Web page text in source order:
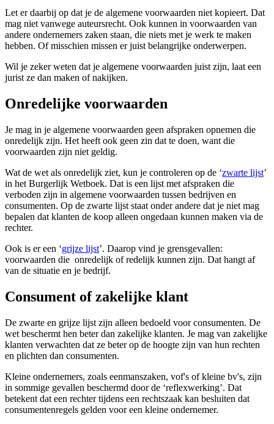
Let er daarbij op dat je de algemene voorwaarden niet kopieert. Dat
mag niet vanwege auteursrecht. Ook kunnen in voorwaarden van
andere ondernemers zaken staan, die niets met je werk te maken
hebben. Of misschien missen er juist belangrijke onderwerpen.
Wil je zeker weten dat je algemene voorwaarden juist zijn, laat een
jurist ze dan maken of nakijken.
Onredelijke voorwaarden
Je mag in je algemene voorwaarden geen afspraken opnemen die
onredelijk zijn. Het heeft ook geen zin dat te doen, want die
voorwaarden zijn niet geldig.
Wat de wet als onredelijk ziet, kun je controleren op de ‘zwarte lijst’
in het Burgerlijk Wetboek. Dat is een lijst met afspraken die
verboden zijn in algemene voorwaarden tussen bedrijven en
consumenten. Op de zwarte lijst staat onder andere dat je niet mag
bepalen dat klanten de koop alleen ongedaan kunnen maken via de
rechter.
Ook is er een ‘grijze lijst’. Daarop vind je grensgevallen:
voorwaarden die onredelijk of redelijk kunnen zijn. Dat hangt af
van de situatie en je bedrijf.
Consument of zakelijke klant
De zwarte en grijze lijst zijn alleen bedoeld voor consumenten. De
wet beschermt hen beter dan zakelijke klanten. Je mag van zakelijke
klanten verwachten dat ze beter op de hoogte zijn van hun rechten
en plichten dan consumenten.
Kleine ondernemers, zoals eenmanszaken, vof's of kleine bv's, zijn
in sommige gevallen beschermd door de ‘reflexwerking’. Dat
betekent dat een rechter tijdens een rechtszaak kan besluiten dat
consumentenregels gelden voor een kleine ondernemer.